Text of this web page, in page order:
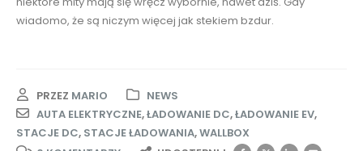
wiadomo, że są niczym więcej jak stekiem bzdur.
PRZEZ MARIO
NEWS
AUTA ELEKTRYCZNE,ŁADOWANIE DC,ŁADOWANIE EV,
STACJE DC, STACJE ŁADOWANIA,WALLBOX